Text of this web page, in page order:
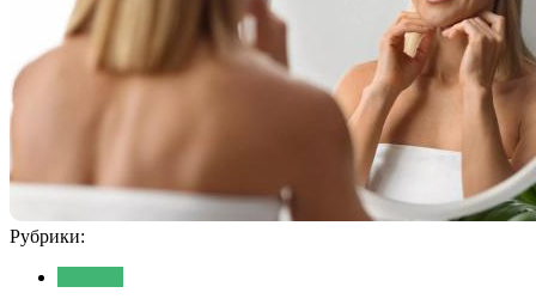
Рубрики: